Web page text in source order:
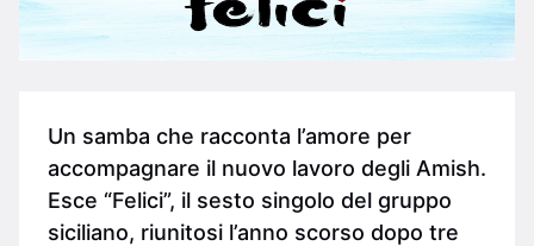
Un samba che racconta l’amore per
accompagnare il nuovo lavoro degli Amish.
Esce “Felici”, il sesto singolo del gruppo
siciliano, riunitosi l’anno scorso dopo tre